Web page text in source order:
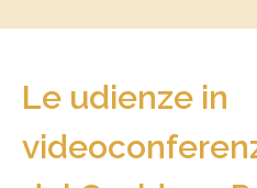
Le udienze in